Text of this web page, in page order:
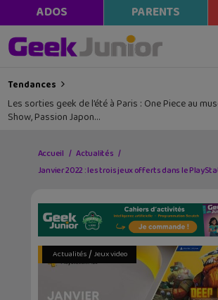
ADOS PARENTS
Tendances
Les sorties geek de l’été à Paris : One Piece au
Show, Passion Japon…
Accueil
Actualités
Janvier 2022 : les trois jeux offerts dans le
Actualités/ Jeux video